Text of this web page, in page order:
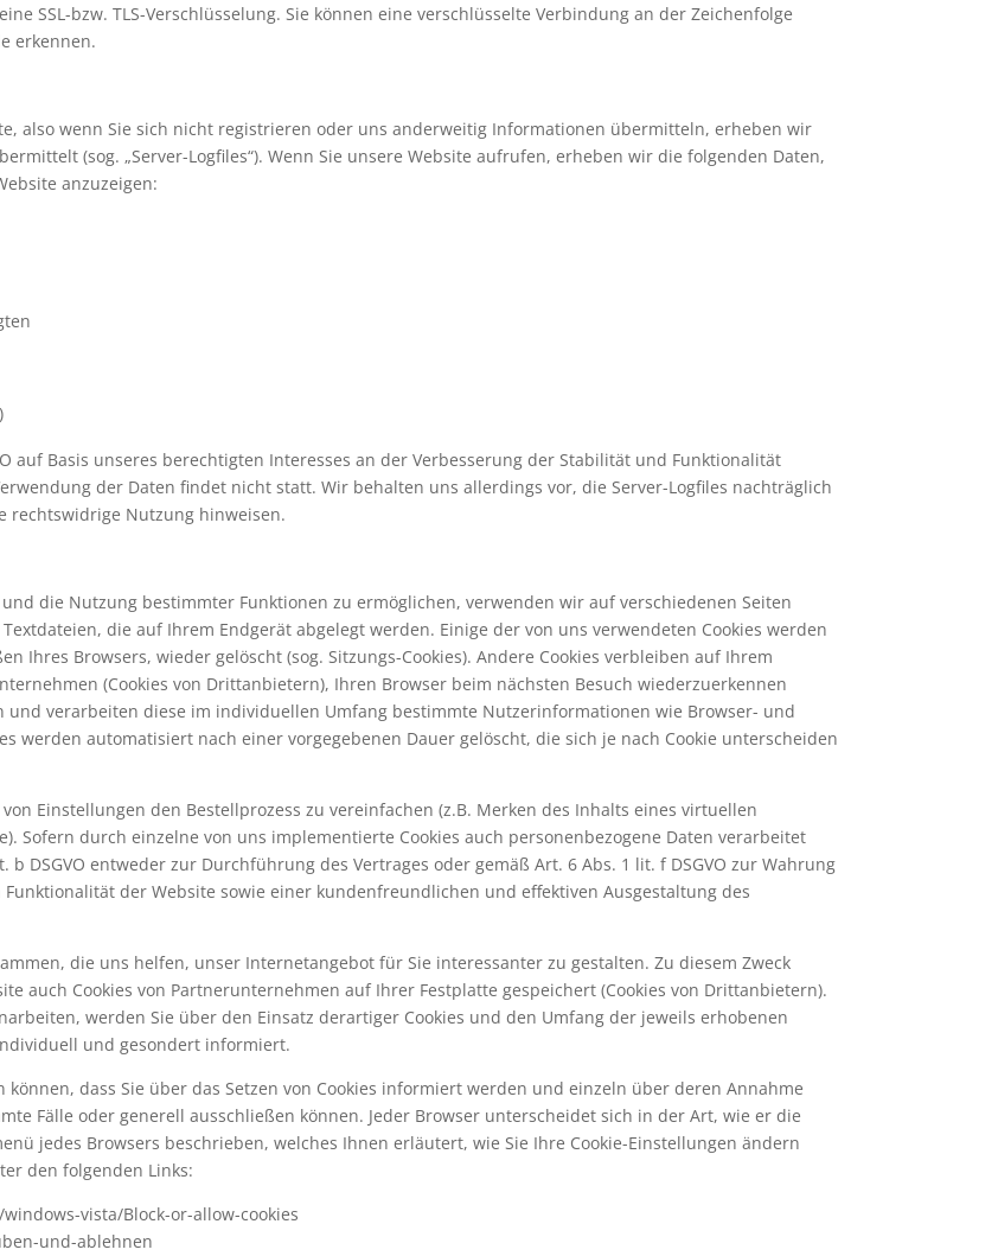
SSL-bzw. TLS-Verschlüsselung. Sie können eine verschlüsselte Verbindung an der Zeichenfolge
erkennen.
also wenn Sie sich nicht registrieren oder uns anderweitig Informationen übermitteln, erheben wir
(sog. „Server-Logfiles“). Wenn Sie unsere Website aufrufen, erheben wir die folgenden Daten,
anzuzeigen:
auf Basis unseres berechtigten Interesses an der Verbesserung der Stabilität und Funktionalität
der Daten findet nicht statt. Wir behalten uns allerdings vor, die Server-Logfiles nachträglich
rechtswidrige Nutzung hinweisen.
die Nutzung bestimmter Funktionen zu ermöglichen, verwenden wir auf verschiedenen Seiten
die auf Ihrem Endgerät abgelegt werden. Einige der von uns verwendeten Cookies werden
Ihres Browsers, wieder gelöscht (sog. Sitzungs-Cookies). Andere Cookies verbleiben auf Ihrem
(Cookies von Drittanbietern), Ihren Browser beim nächsten Besuch wiederzuerkennen
und verarbeiten diese im individuellen Umfang bestimmte Nutzerinformationen wie Browser- und
werden automatisiert nach einer vorgegebenen Dauer gelöscht, die sich je nach Cookie unterscheiden
Einstellungen den Bestellprozess zu vereinfachen (z.B. Merken des Inhalts eines virtuellen
Sofern durch einzelne von uns implementierte Cookies auch personenbezogene Daten verarbeitet
DSGVO entweder zur Durchführung des Vertrages oder gemäß Art. 6 Abs. 1 lit. f DSGVO zur Wahrung
der Website sowie einer kundenfreundlichen und effektiven Ausgestaltung des
die uns helfen, unser Internetangebot für Sie interessanter zu gestalten. Zu diesem Zweck
auch Cookies von Partnerunternehmen auf Ihrer Festplatte gespeichert (Cookies von Drittanbietern).
werden Sie über den Einsatz derartiger Cookies und den Umfang der jeweils erhobenen
und gesondert informiert.
dass Sie über das Setzen von Cookies informiert werden und einzeln über deren Annahme
Fälle oder generell ausschließen können. Jeder Browser unterscheidet sich in der Art, wie er die
jedes Browsers beschrieben, welches Ihnen erläutert, wie Sie Ihre Cookie-Einstellungen ändern
den folgenden Links:
vista/Block-or-allow-cookies
und-ablehnen